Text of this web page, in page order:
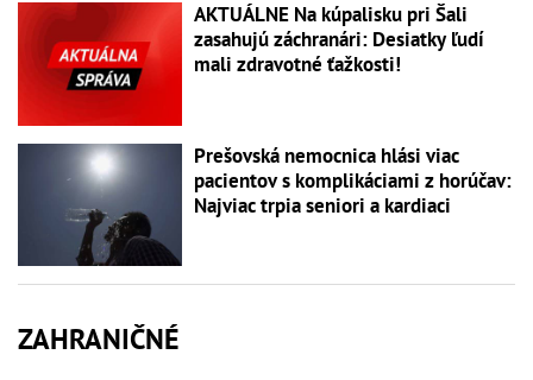
AKTUÁLNE Na kúpalisku pri Šali
zasahujú záchranári: Desiatky ľudí
mali zdravotné ťažkosti!
Prešovská nemocnica hlási viac
pacientov s komplikáciami z horúčav:
Najviac trpia seniori a kardiaci
ZAHRANIČNÉ